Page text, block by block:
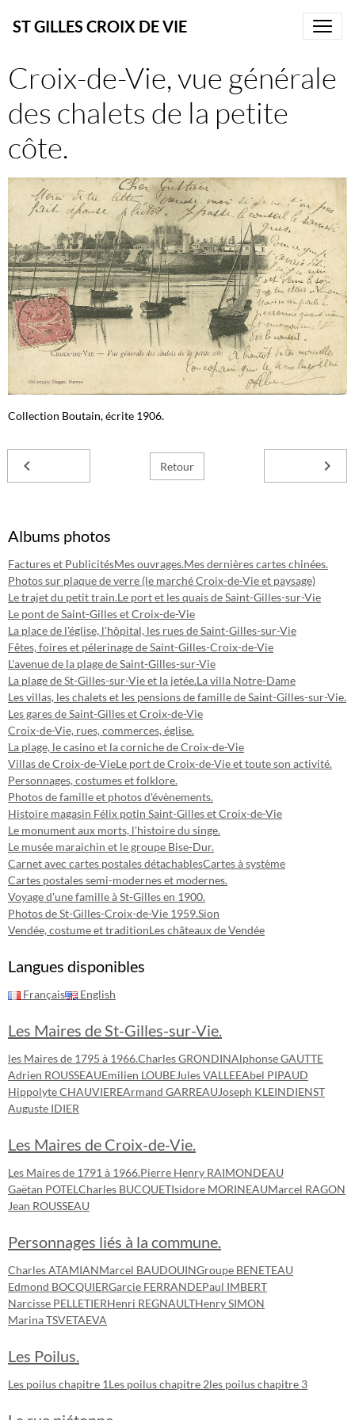
ST GILLES CROIX DE VIE
Croix-de-Vie, vue générale
des chalets de la petite
côte.
Collection Boutain, écrite 1906.
Retour
Albums photos
Factures et PublicitésMes ouvrages.Mes dernières cartes chinées.
Photos sur plaque de verre (le marché Croix-de-Vie et paysage)
Le trajet du petit train.Le port et les quais de Saint-Gilles-sur-Vie
Le pont de Saint-Gilles et Croix-de-Vie
La place de l'église, l'hôpital, les rues de Saint-Gilles-sur-Vie
Fêtes, foires et pélerinage de Saint-Gilles-Croix-de-Vie
L'avenue de la plage de Saint-Gilles-sur-Vie
La plage de St-Gilles-sur-Vie et la jetée.La villa Notre-Dame
Les villas, les chalets et les pensions de famille de Saint-Gilles-sur-Vie.
Les gares de Saint-Gilles et Croix-de-Vie
Croix-de-Vie, rues, commerces, église.
La plage, le casino et la corniche de Croix-de-Vie
Villas de Croix-de-VieLe port de Croix-de-Vie et toute son activité.
Personnages, costumes et folklore.
Photos de famille et photos d'évènements.
Histoire magasin Félix potin Saint-Gilles et Croix-de-Vie
Le monument aux morts, l'histoire du singe.
Le musée maraichin et le groupe Bise-Dur.
Carnet avec cartes postales détachablesCartes à système
Cartes postales semi-modernes et modernes.
Voyage d'une famille à St-Gilles en 1900.
Photos de St-Gilles-Croix-de-Vie 1959.Sion
Vendée, costume et traditionLes châteaux de Vendée
Langues disponibles
Français English
Les Maires de St-Gilles-sur-Vie.
les Maires de 1795 à 1966.Charles GRONDINAlphonse GAUTTE
Adrien ROUSSEAUEmilien LOUBEJules VALLEEAbel PIPAUD
Hippolyte CHAUVIEREArmand GARREAUJoseph KLEINDIENST
Auguste IDIER
Les Maires de Croix-de-Vie.
Les Maires de 1791 à 1966.Pierre Henry RAIMONDEAU
Gaëtan POTEL Charles BUCQUETIsidore MORINEAUMarcel RAGON
Jean ROUSSEAU
Personnages liés à la commune.
Charles ATAMIANMarcel BAUDOUINGroupe BENETEAU
Edmond BOCQUIERGarcie FERRANDEPaul IMBERT
Narcisse PELLETIERHenri REGNAULTHenry SIMON
Marina TSVETAEVA
Les Poilus.
Les poilus chapitre 1Les poilus chapitre 2les poilus chapitre 3